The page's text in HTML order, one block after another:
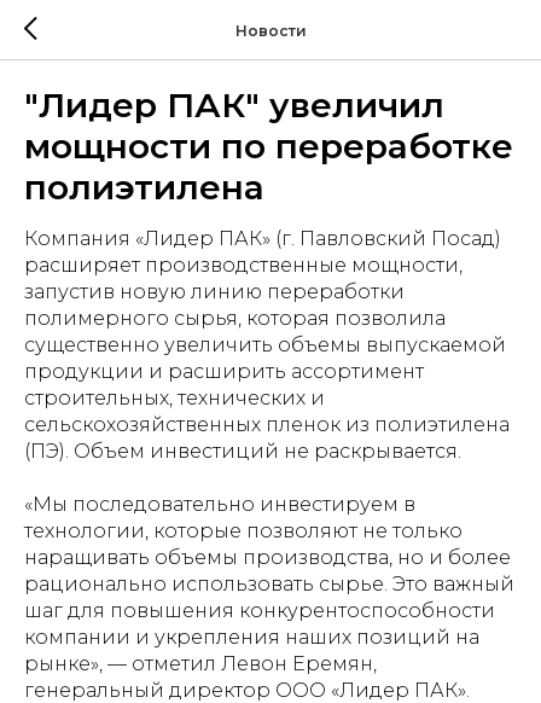
Новости
"Лидер ПАК" увеличил
мощности по переработке
полиэтилена
Компания «Лидер ПАК» (г. Павловский Посад)
расширяет производственные мощности,
запустив новую линию переработки
полимерного сырья, которая позволила
существенно увеличить объемы выпускаемой
продукции и расширить ассортимент
строительных, технических и
сельскохозяйственных пленок из полиэтилена
(ПЭ). Объем инвестиций не раскрывается.
«Мы последовательно инвестируем в
технологии, которые позволяют не только
наращивать объемы производства, но и более
рационально использовать сырье. Это важный
шаг для повышения конкурентоспособности
компании и укрепления наших позиций на
рынке», — отметил Левон Еремян,
генеральный директор ООО «Лидер ПАК».